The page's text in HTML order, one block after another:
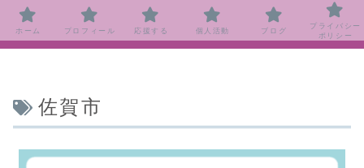
佐賀市
ホーム プロフィール 応援する 個人活動 ブログ
プライバシー
ポリシー